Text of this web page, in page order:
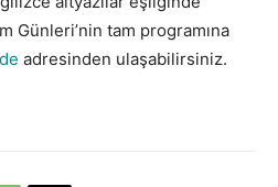
Günleri’nin tam programına
adresinden ulaşabilirsiniz.